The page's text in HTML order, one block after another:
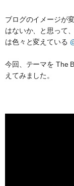
ブログのイメージが
はないか、と思って
は色々と変えている
今回、テーマを The
えてみました。